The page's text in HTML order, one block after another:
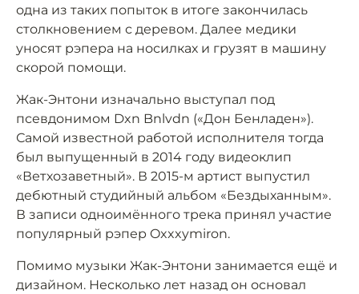
одна из таких попыток в итоге закончилась
столкновением с деревом. Далее медики
уносят рэпера на носилках и грузят в машину
скорой помощи.
Жак-Энтони изначально выступал под
псевдонимом Dxn Bnlvdn («Дон Бенладен»).
Самой известной работой исполнителя тогда
был выпущенный в 2014 году видеоклип
«Ветхозаветный». В 2015-м артист выпустил
дебютный студийный альбом «Бездыханным».
В записи одноимённого трека принял участие
популярный рэпер Oxxxymiron.
Помимо музыки Жак-Энтони занимается ещё и
дизайном. Несколько лет назад он основал